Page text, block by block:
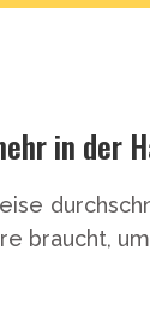
in der
braucht,